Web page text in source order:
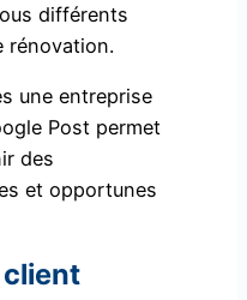
différents
rénovation.
une entreprise
Post permet
des
et opportunes
client